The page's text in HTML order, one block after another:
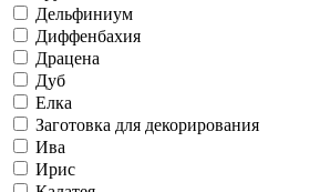
Дельфиниум
Диффенбахия
Драцена
Дуб
Елка
Заготовка для декорирования
Ива
Ирис